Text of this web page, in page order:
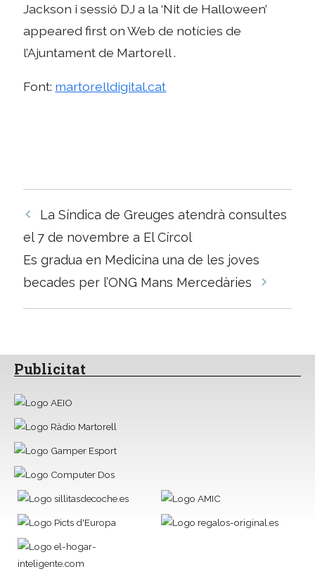
Jackson i sessió DJ a la ‘Nit de Halloween’
appeared first on Web de notícies de
l’Ajuntament de Martorell .
Font: martorelldigital.cat
Navegació
per
entrades
La Síndica de Greuges atendrà consultes
el 7 de novembre a El Círcol
Es gradua en Medicina una de les joves
becades per l’ONG Mans Mercedàries
Publicitat